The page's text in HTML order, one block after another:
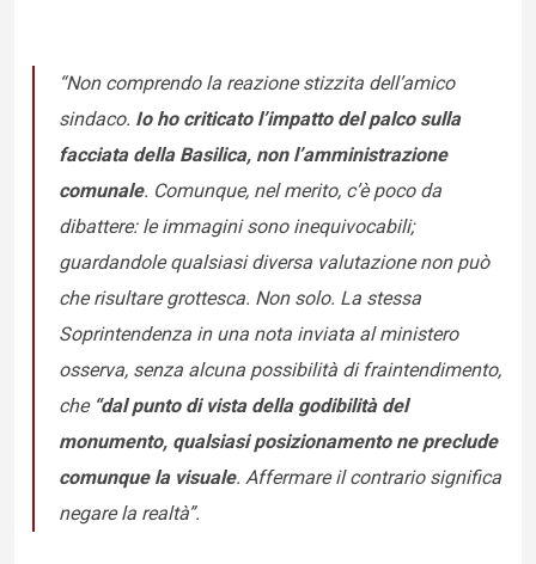
“Non comprendo la reazione stizzita dell’amico
sindaco. Io ho criticato l’impatto del palco sulla
facciata della Basilica, non l’amministrazione
comunale. Comunque, nel merito, c’è poco da
dibattere: le immagini sono inequivocabili;
guardandole qualsiasi diversa valutazione non può
che risultare grottesca. Non solo. La stessa
Soprintendenza in una nota inviata al ministero
osserva, senza alcuna possibilità di fraintendimento,
che “dal punto di vista della godibilità del
monumento, qualsiasi posizionamento ne preclude
comunque la visuale. Affermare il contrario significa
negare la realtà”.